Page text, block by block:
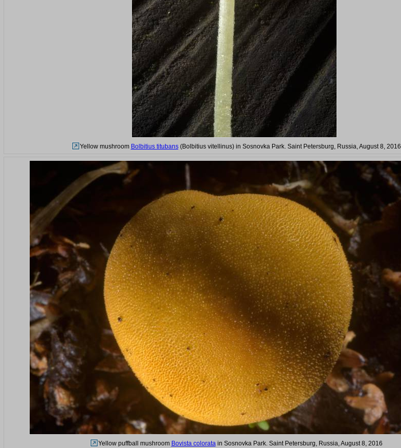
Yellow mushroom Bolbitius titubans(Bolbitius vitellinus) in Sosnovka Park. Saint Petersburg, Russia, August 8, 2016
Yellow puffball mushroom Bovista coloratain Sosnovka Park. Saint Petersburg, Russia, August 8, 2016